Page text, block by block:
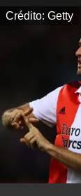
Crédito: Getty